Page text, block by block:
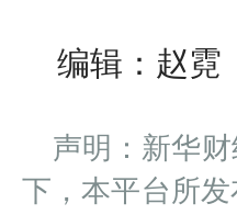
编辑：赵霓
声明：新华
下，本平台所